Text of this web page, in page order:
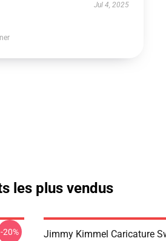
Jul 4, 2025
les plus vendus
-20% Jimmy Kimmel Caricature